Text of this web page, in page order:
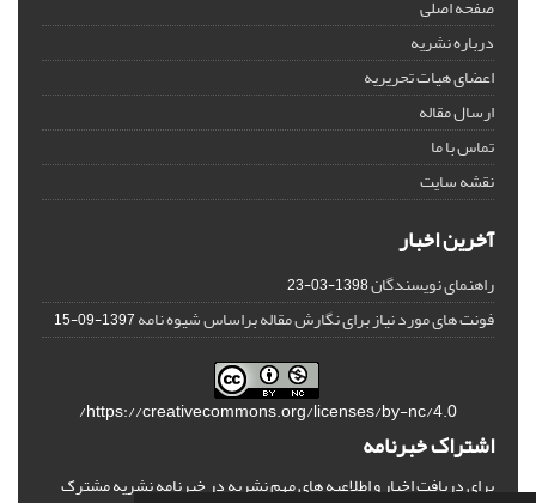
صفحه اصلی
درباره نشریه
اعضای هیات تحریریه
ارسال مقاله
تماس با ما
نقشه سایت
آخرین اخبار
راهنمای نویسندگان1398-03-23
فونت های مورد نیاز برای نگارش مقاله براساس شیوه نامه1397-09-15
https://creativecommons.org/licenses/by-nc/4.0/
اشتراک خبرنامه
برای دریافت اخبار و اطلاعیه های مهم نشریه در خبرنامه نشریه مشترک